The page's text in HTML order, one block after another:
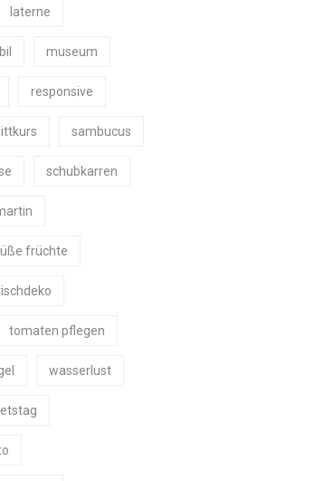
laterne
museum
responsive
sambucus
schubkarren
früchte
tomaten pflegen
wasserlust